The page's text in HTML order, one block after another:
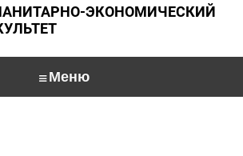
ЭКОНОМИЧЕСКИЙ